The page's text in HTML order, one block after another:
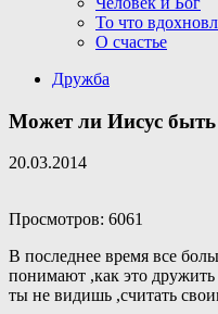
То что
О счастье
Дружба
Может ли Иисус
20.03.2014
Просмотров: 6061
В последнее время все
понимают ,как это
ты не видишь ,считать